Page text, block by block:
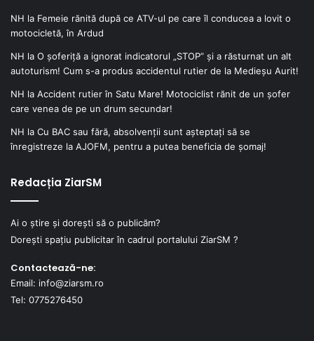
NH la Femeie rănită după ce ATV-ul pe care îl conducea a lovit o
motocicletă, în Ardud
NH la O șoferiță a ignorat indicatorul „STOP” și a răsturnat un alt
autoturism! Cum s-a produs accidentul rutier de la Medieșu Aurit!
NH la Accident rutier în Satu Mare! Motociclist rănit de un șofer
care venea de pe un drum secundar!
NH la Cu BAC sau fără, absolvenții sunt așteptați să se
înregistreze la AJOFM, pentru a putea beneficia de șomaj!
Redacția ZiarSM
Ai o știre și dorești să o publicăm?
Dorești spațiu publicitar în cadrul portalului ZiarSM ?
Contactează-ne:
Email: info@ziarsm.ro
Tel: 0775276450